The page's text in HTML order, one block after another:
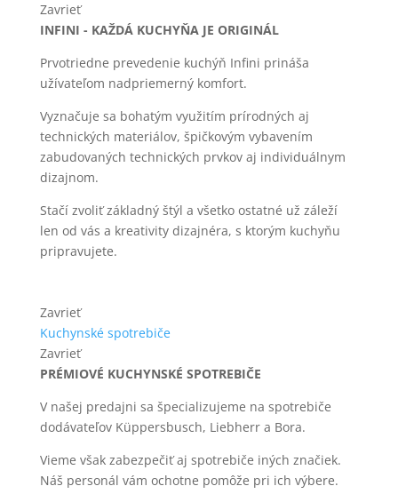
Zavrieť
INFINI - KAŽDÁ KUCHYŇA JE ORIGINÁL
Prvotriedne prevedenie kuchýň Infini prináša
užívateľom nadpriemerný komfort.
Vyznačuje sa bohatým využitím prírodných aj
technických materiálov, špičkovým vybavením
zabudovaných technických prvkov aj individuálnym
dizajnom.
Stačí zvoliť základný štýl a všetko ostatné už záleží
len od vás a kreativity dizajnéra, s ktorým kuchyňu
pripravujete.
Zavrieť
Kuchynské spotrebiče
Zavrieť
PRÉMIOVÉ KUCHYNSKÉ SPOTREBIČE
V našej predajni sa špecializujeme na spotrebiče
dodávateľov Küppersbusch, Liebherr a Bora.
Vieme však zabezpečiť aj spotrebiče iných značiek.
Náš personál vám ochotne pomôže pri ich výbere.